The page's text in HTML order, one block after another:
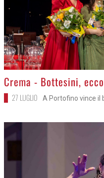
>
Crema - Bottesini,
27 LUGLIO A Portofino vince il